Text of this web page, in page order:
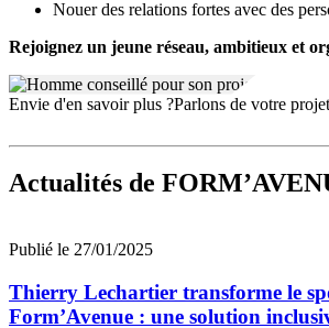
Nouer des relations fortes avec des
Rejoignez un jeune réseau, ambitieux et
Envie d'en savoir plus ?Parlons de votre projet
Actualités de
Publié le 27/01/2025
Thierry Lechartier transforme le
Form’Avenue : une solution